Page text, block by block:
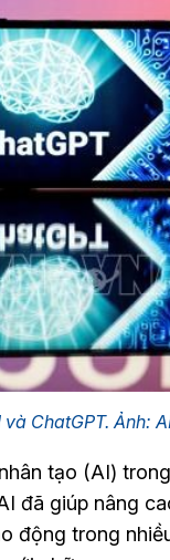
ChatGPT. Ảnh:
tạo (AI)
đã giúp nâng
động trong